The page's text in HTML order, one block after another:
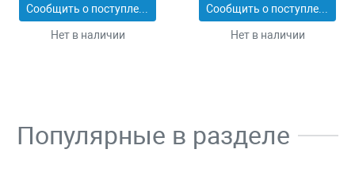
Сообщить о поступлении
Нет в наличии
Сообщить о поступлении
Нет в наличии
Популярные в разделе